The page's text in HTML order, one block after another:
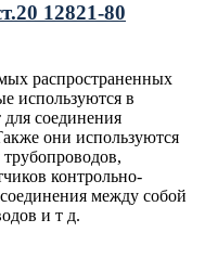
12821-80
распространенных
используются в
соединения
они используются
контрольно-
между собой
и т д.